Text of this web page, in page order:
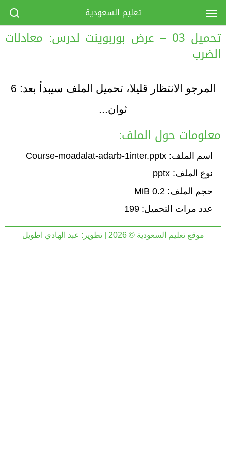
تحميل 03 – عرض بوربوينت لدرس: معادلات
الضرب
المرجو الانتظار قليلا، تحميل الملف سيبدأ بعد: 6
ثوان...
معلومات حول الملف:
اسم الملف: Course-moadalat-adarb-1inter.pptx
نوع الملف: pptx
حجم الملف: 0.2 MiB
عدد مرات التحميل: 199
موقع تعليم السعودية © 2026 | تطوير: عبد الهادي اطويل
تعليم السعودية